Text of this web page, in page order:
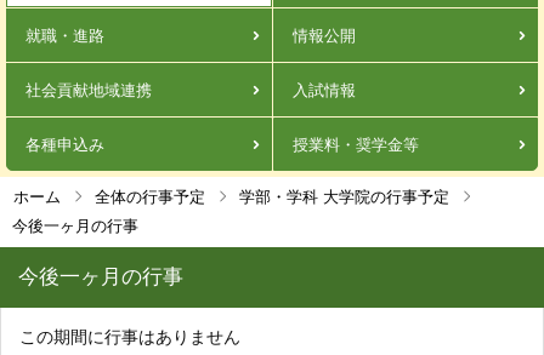
就職・進路 情報公開
社会貢献地域連携 入試情報
各種申込み 授業料・奨学金等
ホーム 全体の行事予定
学部・学科 大学院の行事予定
今後一ヶ月の行事
今後一ヶ月の行事
この期間に行事はありません